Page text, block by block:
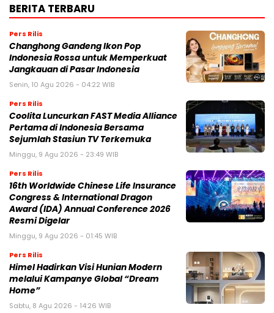
BERITA TERBARU
Pers Rilis
Changhong Gandeng Ikon Pop
Indonesia Rossa untuk Memperkuat
Jangkauan di Pasar Indonesia
Senin, 10 Agu 2026 - 04:22 WIB
Pers Rilis
Coolita Luncurkan FAST Media Alliance
Pertama di Indonesia Bersama
Sejumlah Stasiun TV Terkemuka
Minggu, 9 Agu 2026 - 23:49 WIB
Pers Rilis
16th Worldwide Chinese Life Insurance
Congress & International Dragon
Award (IDA) Annual Conference 2026
Resmi Digelar
Minggu, 9 Agu 2026 - 01:45 WIB
Pers Rilis
Himel Hadirkan Visi Hunian Modern
melalui Kampanye Global “Dream
Home”
Sabtu, 8 Agu 2026 - 14:26 WIB